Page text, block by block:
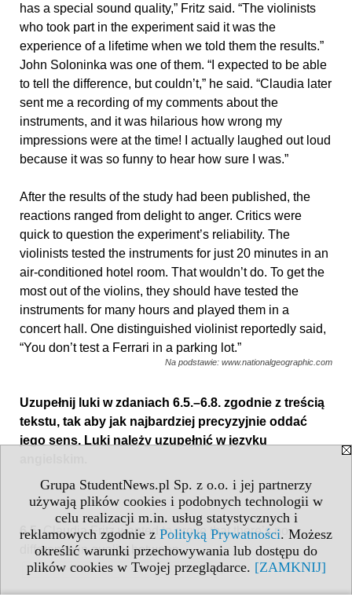
Grupa StudentNews.pl Sp. z o.o. i jej partnerzy
używają plików cookies i podobnych technologii w
celu realizacji m.in. usług statystycznych i
reklamowych zgodnie z Polityką Prywatności. Możesz
określić warunki przechowywania lub dostępu do
plików cookies w Twojej przeglądarce. [ZAMKNIJ]
has a special sound quality,” Fritz said. “The violinists
who took part in the experiment said it was the
experience of a lifetime when we told them the results.”
John Soloninka was one of them. “I expected to be able
to tell the difference, but couldn’t,” he said. “Claudia later
sent me a recording of my comments about the
instruments, and it was hilarious how wrong my
impressions were at the time! I actually laughed out loud
because it was so funny to hear how sure I was.”
After the results of the study had been published, the
reactions ranged from delight to anger. Critics were
quick to question the experiment’s reliability. The
violinists tested the instruments for just 20 minutes in an
air-conditioned hotel room. That wouldn’t do. To get the
most out of the violins, they should have tested the
instruments for many hours and played them in a
concert hall. One distinguished violinist reportedly said,
“You don’t test a Ferrari in a parking lot.”
Na podstawie: www.nationalgeographic.com
Uzupełnij luki w zdaniach 6.5.–6.8. zgodnie z treścią
tekstu, tak aby jak najbardziej precyzyjnie oddać
jego sens. Luki należy uzupełnić w języku
6.5.Claudia Fritz wanted to prove that there’s no
difference in quality between
.